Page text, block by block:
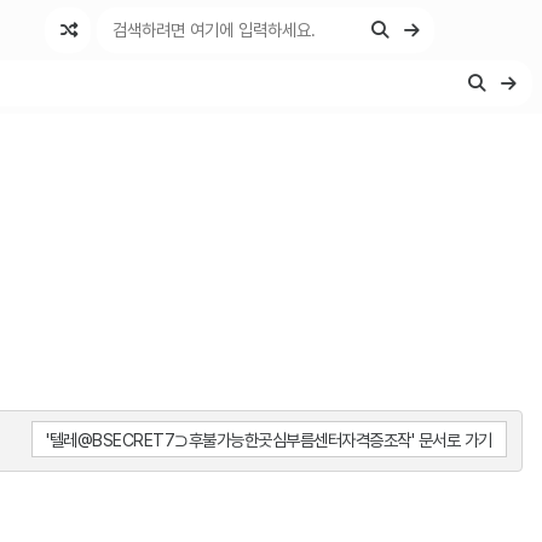
'텔레@BSECRET7⊃후불가능한곳심부름센터자격증조작' 문서로 가기